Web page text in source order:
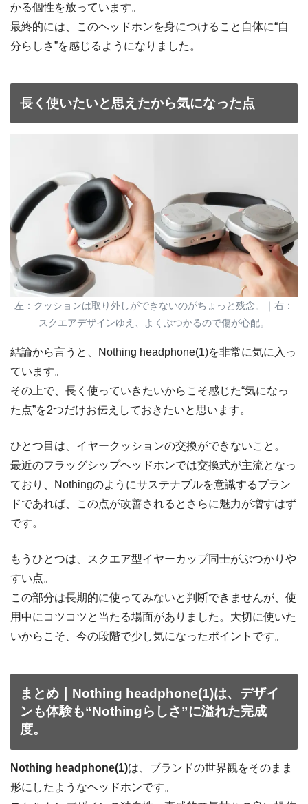
かる個性を放っています。
最終的には、このヘッドホンを身につけること自体に“自
分らしさ”を感じるようになりました。
長く使いたいと思えたから気になった点
左：クッションは取り外しができないのがちょっと残念。｜右：
スクエアデザインゆえ、よくぶつかるので傷が心配。
結論から言うと、Nothing headphone(1)を非常に気に入っ
ています。
その上で、長く使っていきたいからこそ感じた“気になっ
た点”を2つだけお伝えしておきたいと思います。
ひとつ目は、イヤークッションの交換ができないこと。
最近のフラッグシップヘッドホンでは交換式が主流となっ
ており、Nothingのようにサステナブルを意識するブラン
ドであれば、この点が改善されるとさらに魅力が増すはず
です。
もうひとつは、スクエア型イヤーカップ同士がぶつかりや
すい点。
この部分は長期的に使ってみないと判断できませんが、使
用中にコツコツと当たる場面がありました。大切に使いた
いからこそ、今の段階で少し気になったポイントです。
まとめ｜Nothing headphone(1)は、デザイ
ンも体験も“Nothingらしさ”に溢れた完成
度。
Nothing headphone(1)は、ブランドの世界観をそのまま
形にしたようなヘッドホンです。